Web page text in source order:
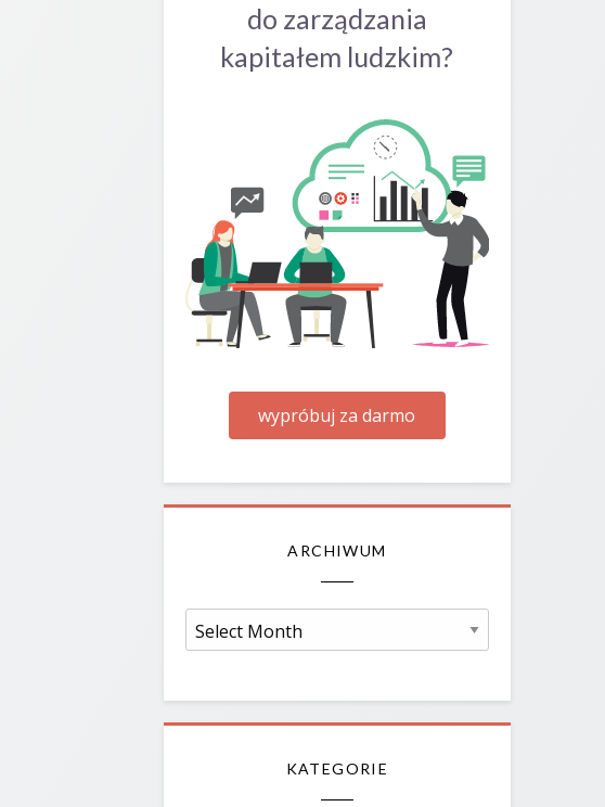
do zarządzania
kapitałem ludzkim?
wypróbuj za darmo
ARCHIWUM
Archiwum
KATEGORIE